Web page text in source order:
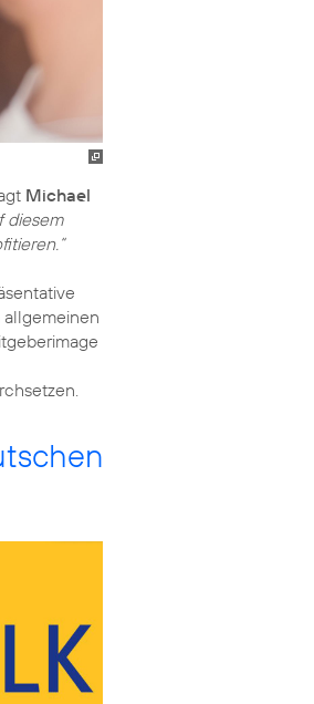
Michael
diesem